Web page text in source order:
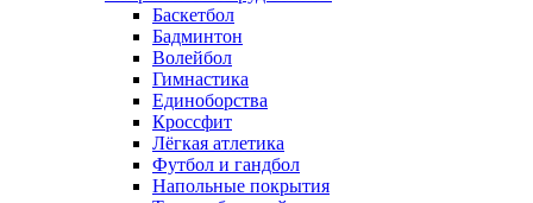
Баскетбол
Бадминтон
Волейбол
Гимнастика
Единоборства
Кроссфит
Лёгкая атлетика
Футбол и гандбол
Напольные покрытия